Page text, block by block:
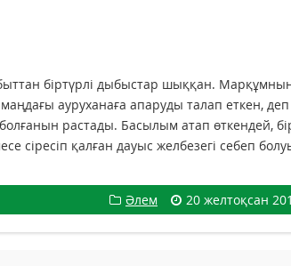
біртүрлі дыбыстар шыққан.
ауруханаға апаруды талап еткен,
растады. Басылым атап өткендей,
сіресіп қалған дауыс желбезегі себеп
Әлем
20 желтоқсан